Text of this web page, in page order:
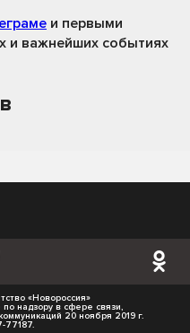
и первыми
и важнейших событиях
«Новороссия»
надзору в сфере связи,
20 ноября 2019 г.
77187.